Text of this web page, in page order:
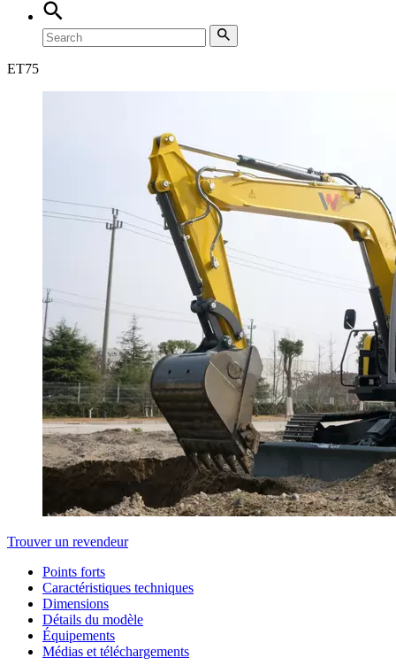
ET75
Trouver un revendeur
Points forts
Caractéristiques techniques
Dimensions
Détails du modèle
Équipements
Médias et téléchargements